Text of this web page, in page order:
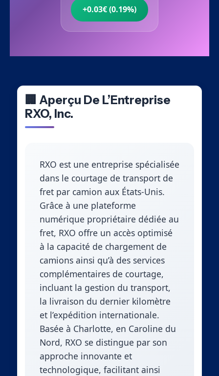
+0.03€ (0.19%)
🏢 Aperçu De L’Entreprise
RXO, Inc.
RXO est une entreprise spécialisée
dans le courtage de transport de
fret par camion aux États-Unis.
Grâce à une plateforme
numérique propriétaire dédiée au
fret, RXO offre un accès optimisé
à la capacité de chargement de
camions ainsi qu’à des services
complémentaires de courtage,
incluant la gestion du transport,
la livraison du dernier kilomètre
et l’expédition internationale.
Basée à Charlotte, en Caroline du
Nord, RXO se distingue par son
approche innovante et
technologique, facilitant ainsi